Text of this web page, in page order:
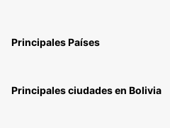
Principales Países
Principales ciudades en Bolivia